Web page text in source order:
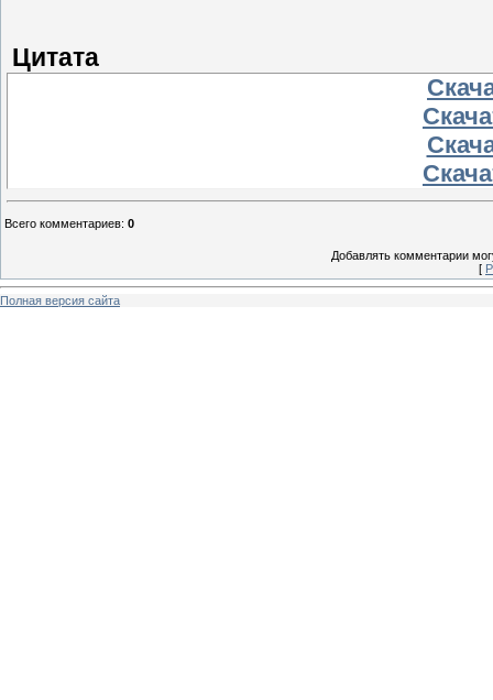
Цитата
Всего комментариев: 0
Добавлять комментарии
[
Полная версия сайта